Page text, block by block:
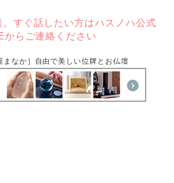
すぐ話したい方はハスノハ公式
からご連絡ください
まなか］自由で美しい位牌とお仏壇